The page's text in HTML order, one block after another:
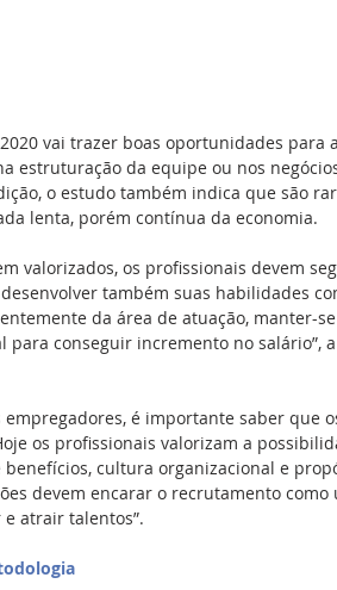
vai trazer boas oportunidades
estruturação da equipe ou nos
o estudo também indica que são
lenta, porém contínua da economia.
valorizados, os profissionais devem
também suas habilidades
da área de atuação, manter-
para conseguir incremento no salário”,
empregadores, é importante saber
os profissionais valorizam a
benefícios, cultura organizacional e
devem encarar o recrutamento
atrair talentos”.